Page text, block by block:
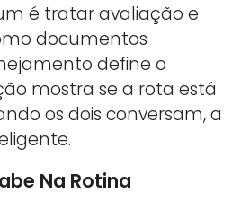
é tratar avaliação e
documentos
define o
mostra se a rota está
os dois conversam, a
Na Rotina